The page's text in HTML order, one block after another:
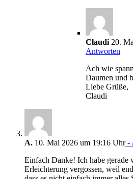
Claudi 20.
Antworten
Ach wie
Daumen und
Liebe Grüße,
Claudi
A. 10. Mai 2026 um 19:16 Uhr-
Einfach Danke! Ich habe gerade
Erleichterung vergossen, weil